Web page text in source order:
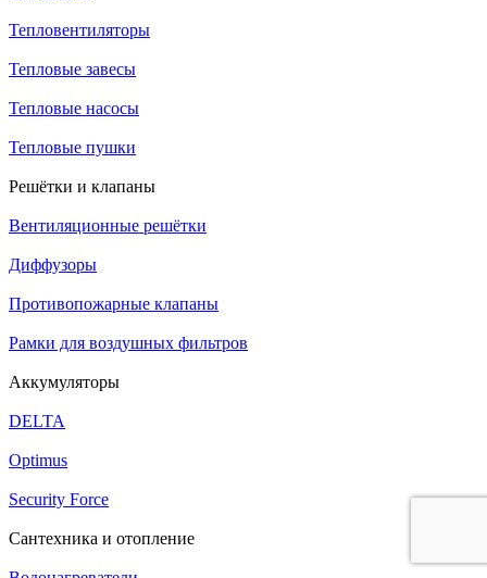
Тепловентиляторы
Тепловые завесы
Тепловые насосы
Тепловые пушки
Решётки и клапаны
Вентиляционные решётки
Диффузоры
Противопожарные клапаны
Рамки для воздушных фильтров
Аккумуляторы
DELTA
Optimus
Security Force
Сантехника и отопление